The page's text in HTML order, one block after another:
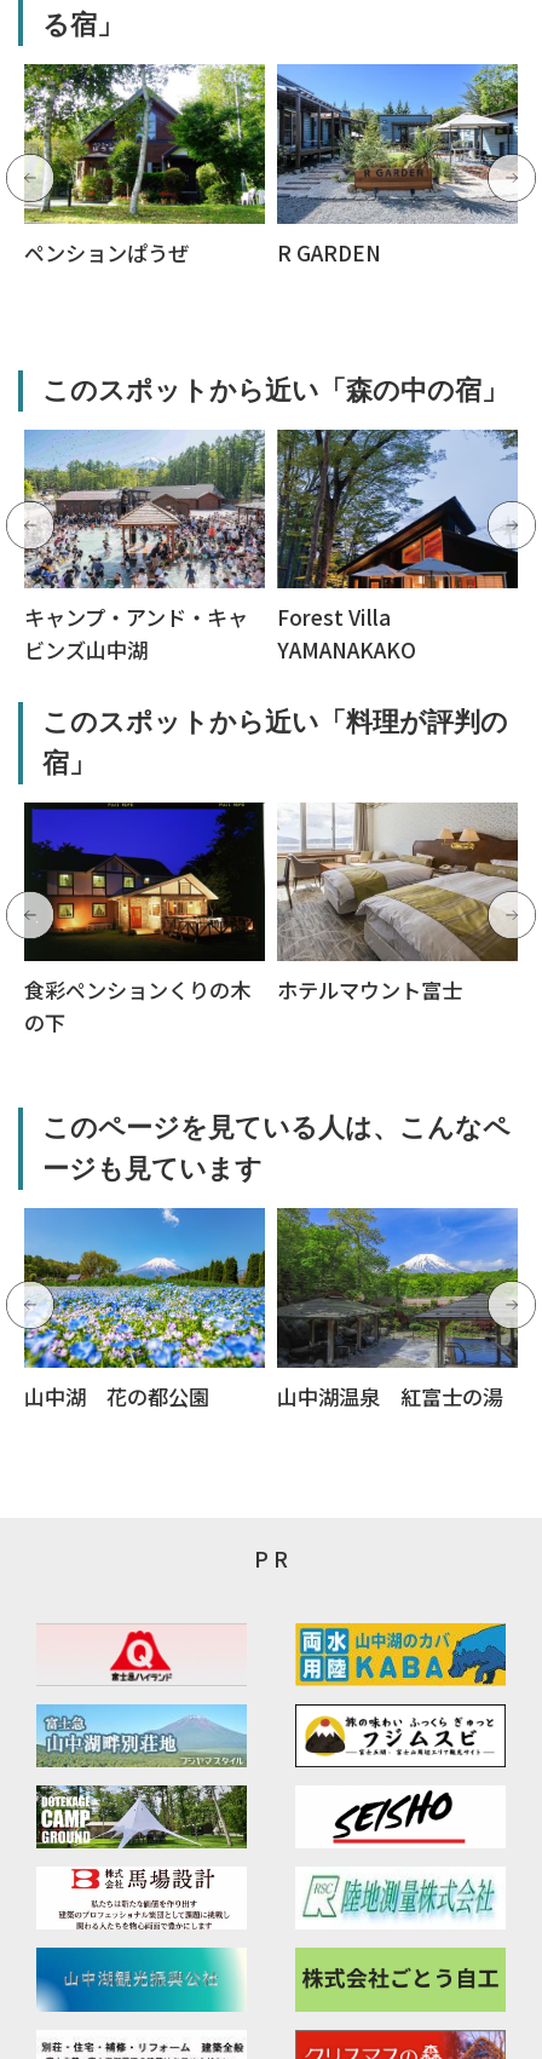
る宿」
ペンションぱうぜ R GARDEN
このスポットから近い「森の中の宿」
キャンプ・アンド・キャ
ビンズ山中湖
Forest Villa
YAMANAKAKO
このスポットから近い「料理が評判の
宿」
食彩ペンションくりの木
の下
ホテルマウント富士
このページを見ている人は、こんなペ
ージも見ています
山中湖 花の都公園 山中湖温泉 紅富士の湯
P R